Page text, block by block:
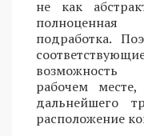
не как
подработка.
возможность
рабочем
дальнейшего
расположение